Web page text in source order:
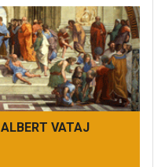
ALBERT VATAJ